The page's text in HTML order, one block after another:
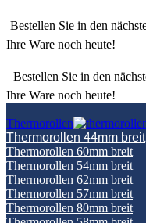
Bestellen Sie in den
Ihre Ware noch heute!
Bestellen Sie in den
Ihre Ware noch heute!
Thermorollen
Thermorollen 44mm breit
Thermorollen 60mm breit
Thermorollen 54mm breit
Thermorollen 62mm breit
Thermorollen 57mm breit
Thermorollen 80mm breit